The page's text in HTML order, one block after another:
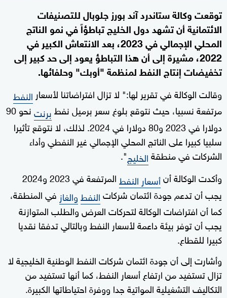
توقعت وكالة ستاندرد آند بورز جلوبال للتصنيفات
الائتمانية أن تشهد دول الخليج تباطؤاً في نمو الناتج
المحلي الإجمالي في 2023، بعد الانتعاش الكبير في
2022، مشيرة إلى أن هذا التباطؤ يعود إلى حد كبير إلى
تخفيضات إنتاج النفط لمنظمة "أوبك" وحلفائها.
وقالت الوكالة في تقرير لها:" لا تزال افتراضاتنا لأسعار النفط
مرتفعة نسبيا، حيث نتوقع بلوغ سعر برميل نفطبرنت
نحو 90
دولارا في 2023 و80 دولارا في 2024. لذلك، لا نتوقع تأثيرا
سلبيا كبيرا على الناتج المحلي الإجمالي غير النفطي وأداء
الشركات في منطقةالخليج".
وأكدت الوكالة أنأسعار النفط
المرتفعة في 2023 و2024
يجب أن تدعم جودة ائتمان شركاتالنفطوالغاز في المنطقة،
كما أن افتراضات الوكالة لتحركات العرض والطلب المتوازنة
يجب أن توفر بيئة داعمة لأسعار النفط وبالتالي تدفقا نقديا
كبيرا للقطاع.
وأشارت إلى أن جودة ائتمان شركات النفط الوطنية الخليجية لا
تزال تستفيد من ارتفاع أسعار النفط، كما أنها تستفيد من
التكاليف التشغيلية المواتية جدا ووفرة احتياطاتها الكبيرة.